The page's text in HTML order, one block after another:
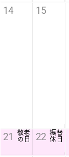
14 15
21
敬老
の日
22 振替
休日